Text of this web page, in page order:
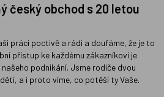
český obchod s 20 letou
práci poctivě a rádi a doufáme, že je to
přístup ke každému zákazníkovi je
podnikání. Jsme rodiče dvou
a i proto víme, co potěší ty Vaše.